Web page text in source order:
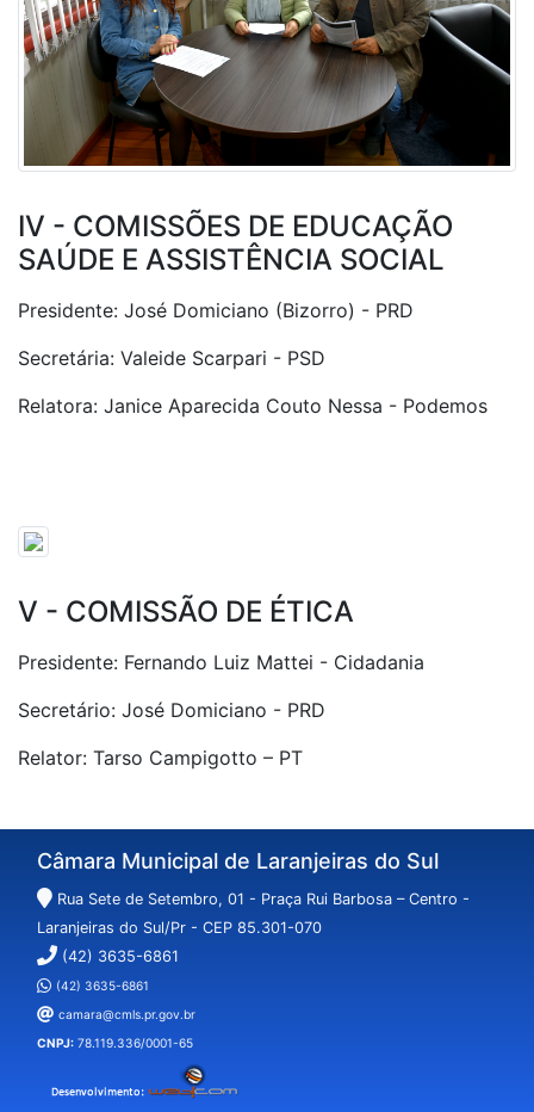
IV - COMISSÕES DE EDUCAÇÃO
SAÚDE E ASSISTÊNCIA SOCIAL
Presidente: José Domiciano (Bizorro) - PRD
Secretária: Valeide Scarpari - PSD
Relatora: Janice Aparecida Couto Nessa - Podemos
V - COMISSÃO DE ÉTICA
Presidente: Fernando Luiz Mattei - Cidadania
Secretário: José Domiciano - PRD
Relator: Tarso Campigotto – PT
Câmara Municipal de Laranjeiras do Sul
Rua Sete de Setembro, 01 - Praça Rui Barbosa – Centro -
Laranjeiras do Sul/Pr - CEP 85.301-070
(42) 3635-6861
(42) 3635-6861
camara@cmls.pr.gov.br
CNPJ: 78.119.336/0001-65